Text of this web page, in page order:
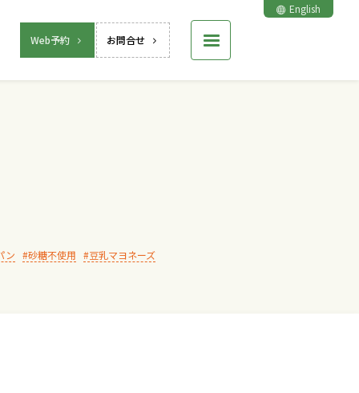
Web予約 お問合せ
English
ン 砂糖不使用 豆乳マヨネーズ